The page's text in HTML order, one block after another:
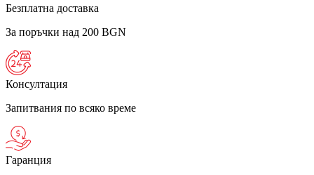
Безплатна доставка
За поръчки над 200 BGN
Консултация
Запитвания по всяко време
Гаранция